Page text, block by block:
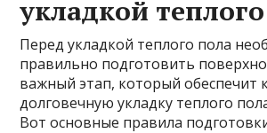
укладкой
Перед укладкой теплого пола
правильно подготовить
важный этап, который обеспечит
долговечную укладку теплого
Вот основные правила